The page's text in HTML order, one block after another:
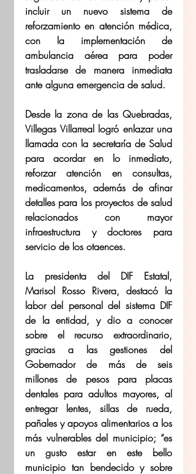
incluir un nuevo sistema de
reforzamiento en atención médica,
con la implementación de
ambulancia aérea para poder
trasladarse de manera inmediata
ante alguna emergencia de salud.
Desde la zona de las Quebradas,
Villegas Villarreal logró enlazar una
llamada con la secretaría de Salud
para acordar en lo inmediato,
reforzar atención en consultas,
medicamentos, además de afinar
detalles para los proyectos de salud
relacionados con mayor
infraestructura y doctores para
servicio de los otaences.
La presidenta del DIF Estatal,
Marisol Rosso Rivera, destacó la
labor del personal del sistema DIF
de la entidad, y dio a conocer
sobre el recurso extraordinario,
gracias a las gestiones del
Gobernador de más de seis
millones de pesos para placas
dentales para adultos mayores, al
entregar lentes, sillas de rueda,
pañales y apoyos alimentarios a los
más vulnerables del municipio; “es
un gusto estar en este bello
municipio tan bendecido y sobre